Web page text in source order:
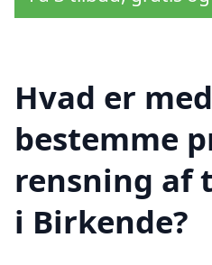
Hvad er
bestemme
rensning af
i Birkende?